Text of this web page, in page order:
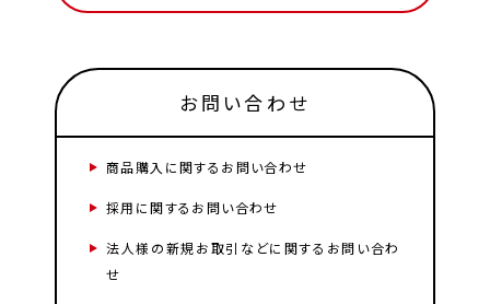
お問い合わせ
商品購入に関するお問い合わせ
採用に関するお問い合わせ
法人様の新規お取引などに関するお問い合わ
せ